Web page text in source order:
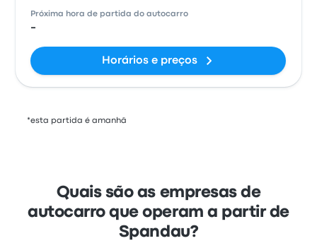
Próxima hora de partida do autocarro
-
Horários e preços
*esta partida é amanhã
Quais são as empresas de
autocarro que operam a partir de
Spandau?